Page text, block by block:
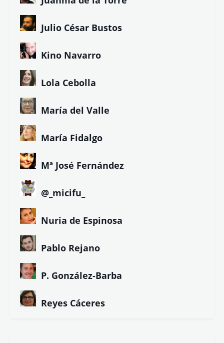
Julio César Bustos
Kino Navarro
Lola Cebolla
María del Valle
María Fidalgo
Mª José Fernández
@_micifu_
Nuria de Espinosa
Pablo Rejano
P. González-Barba
Reyes Cáceres